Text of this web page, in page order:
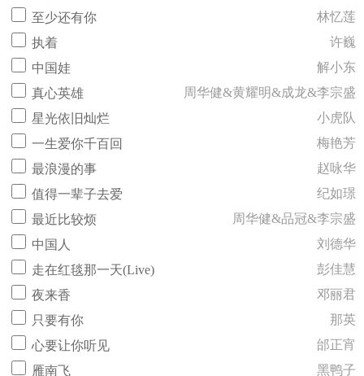
至少还有你
林忆莲
执着
许巍
中国娃
解小东
真心英雄
周华健&黄耀明&成龙&李宗盛
星光依旧灿烂
小虎队
一生爱你千百回
梅艳芳
最浪漫的事
赵咏华
值得一辈子去爱
纪如璟
最近比较烦
周华健&品冠&李宗盛
中国人
刘德华
走在红毯那一天(Live)
彭佳慧
夜来香
邓丽君
只要有你
那英
心要让你听见
邰正宵
雁南飞
黑鸭子